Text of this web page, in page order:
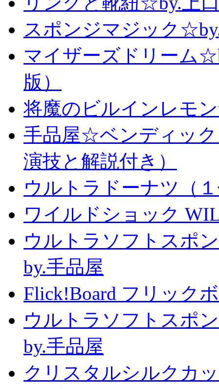
スポンジマジック
マイザーズドリーム
版）
将魔のビルインレモ
手品屋☆ベンディッ
演技と解説付き）
ウルトラドーナツ（
ワイルドショック
ウルトラソフトスポ
by.手品屋
Flick!Board フリック
ウルトラソフトスポ
by.手品屋
クリスタルシルクカ